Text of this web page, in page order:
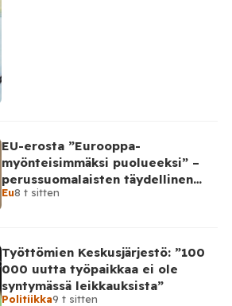
EU-erosta ”Eurooppa-
myönteisimmäksi puolueeksi” –
perussuomalaisten täydellinen
takinkääntö
Eu8 t sitten
Työttömien Keskusjärjestö: ”100
000 uutta työpaikkaa ei ole
syntymässä leikkauksista”
Politiikka9 t sitten